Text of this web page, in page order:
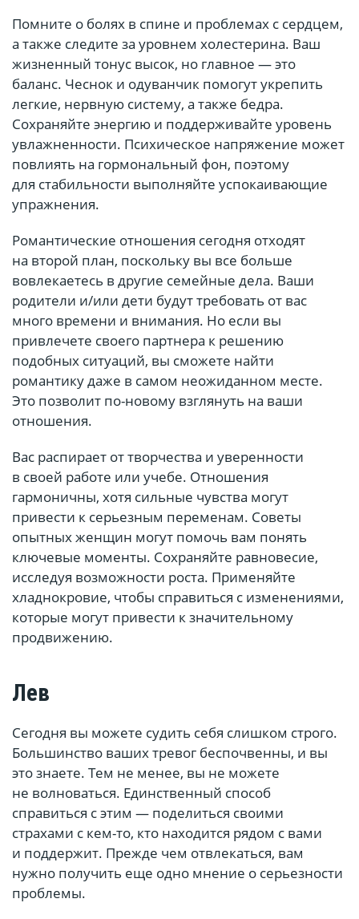
Помните о болях в спине и проблемах с сердцем,
а также следите за уровнем холестерина. Ваш
жизненный тонус высок, но главное — это
баланс. Чеснок и одуванчик помогут укрепить
легкие, нервную систему, а также бедра.
Сохраняйте энергию и поддерживайте уровень
увлажненности. Психическое напряжение может
повлиять на гормональный фон, поэтому
для стабильности выполняйте успокаивающие
упражнения.
Романтические отношения сегодня отходят
на второй план, поскольку вы все больше
вовлекаетесь в другие семейные дела. Ваши
родители и/или дети будут требовать от вас
много времени и внимания. Но если вы
привлечете своего партнера к решению
подобных ситуаций, вы сможете найти
романтику даже в самом неожиданном месте.
Это позволит по-новому взглянуть на ваши
отношения.
Вас распирает от творчества и уверенности
в своей работе или учебе. Отношения
гармоничны, хотя сильные чувства могут
привести к серьезным переменам. Советы
опытных женщин могут помочь вам понять
ключевые моменты. Сохраняйте равновесие,
исследуя возможности роста. Применяйте
хладнокровие, чтобы справиться с изменениями,
которые могут привести к значительному
продвижению.
Лев
Сегодня вы можете судить себя слишком строго.
Большинство ваших тревог беспочвенны, и вы
это знаете. Тем не менее, вы не можете
не волноваться. Единственный способ
справиться с этим — поделиться своими
страхами с кем-то, кто находится рядом с вами
и поддержит. Прежде чем отвлекаться, вам
нужно получить еще одно мнение о серьезности
проблемы.